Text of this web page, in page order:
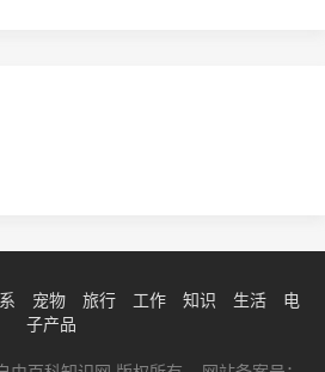
宠物 旅行 工作 知识 生活
电
子产品